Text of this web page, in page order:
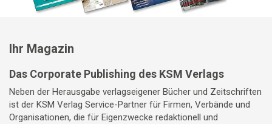
Ihr Magazin
Das Corporate Publishing des KSM Verlags
Neben der Herausgabe verlagseigener Bücher und Zeitschriften
ist der KSM Verlag Service-Partner für Firmen, Verbände und
Organisationen, die für Eigenzwecke redaktionell und